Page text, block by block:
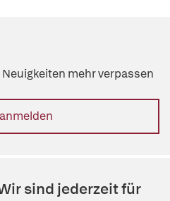
mehr verpassen
sind jederzeit für